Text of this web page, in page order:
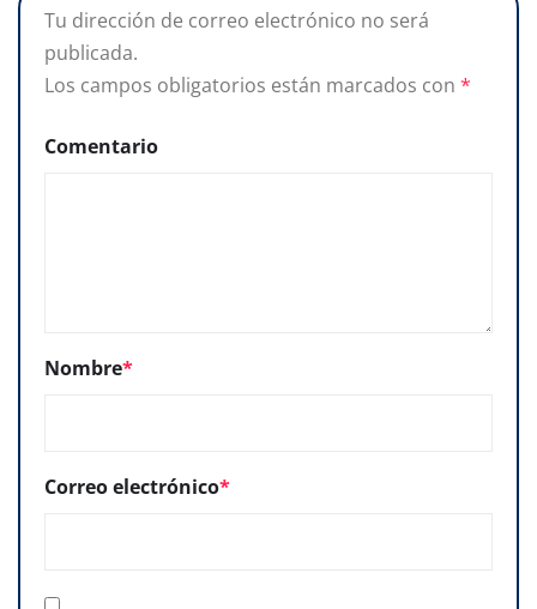
Tu dirección de correo electrónico no será
publicada.
Los campos obligatorios están marcados con *
Comentario
Nombre*
Correo electrónico*